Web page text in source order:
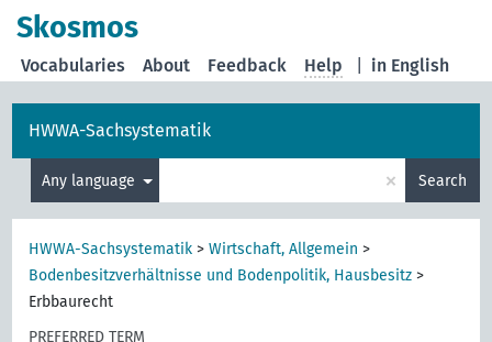
Skosmos
in English
Vocabularies About Feedback Help
HWWA-Sachsystematik
Any language × Search
HWWA-Sachsystematik >Wirtschaft, Allgemein >
Bodenbesitzverhältnisse und Bodenpolitik, Hausbesitz >
Erbbaurecht
PREFERRED TERM